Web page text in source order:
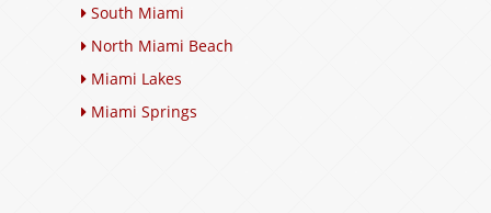
South Miami
North Miami Beach
Miami Lakes
Miami Springs